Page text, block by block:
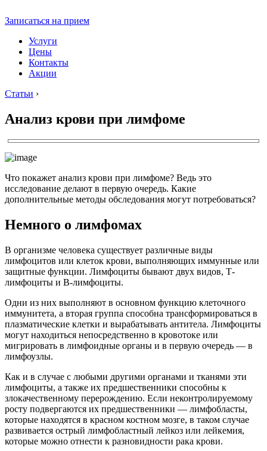
Записаться на прием
Услуги
Цены
Контакты
Акции
Статьи ›
Анализ крови при лимфоме
Что покажет анализ крови при лимфоме? Ведь это
исследование делают в первую очередь. Какие
дополнительные методы обследования могут потребоваться?
Немного о лимфомах
В организме человека существует различные виды
лимфоцитов или клеток крови, выполняющих иммунные или
защитные функции. Лимфоциты бывают двух видов, Т-
лимфоциты и В-лимфоциты.
Одни из них выполняют в основном функцию клеточного
иммунитета, а вторая группа способна трансформироваться в
плазматические клетки и вырабатывать антитела. Лимфоциты
могут находиться непосредственно в кровотоке или
мигрировать в лимфоидные органы и в первую очередь — в
лимфоузлы.
Как и в случае с любыми другими органами и тканями эти
лимфоциты, а также их предшественники способны к
злокачественному перерождению. Если неконтролируемому
росту подвергаются их предшественники — лимфобласты,
которые находятся в красном костном мозге, в таком случае
развивается острый лимфобластный лейкоз или лейкемия,
которые можно отнести к разновидности рака крови.